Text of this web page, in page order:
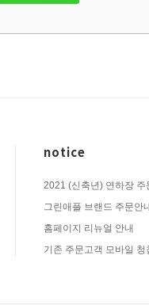
notice
2021 (신축년) 연하장 주
그린애플 브랜드 주문안
홈페이지 리뉴얼 안내
기존 주문고객 모바일 청